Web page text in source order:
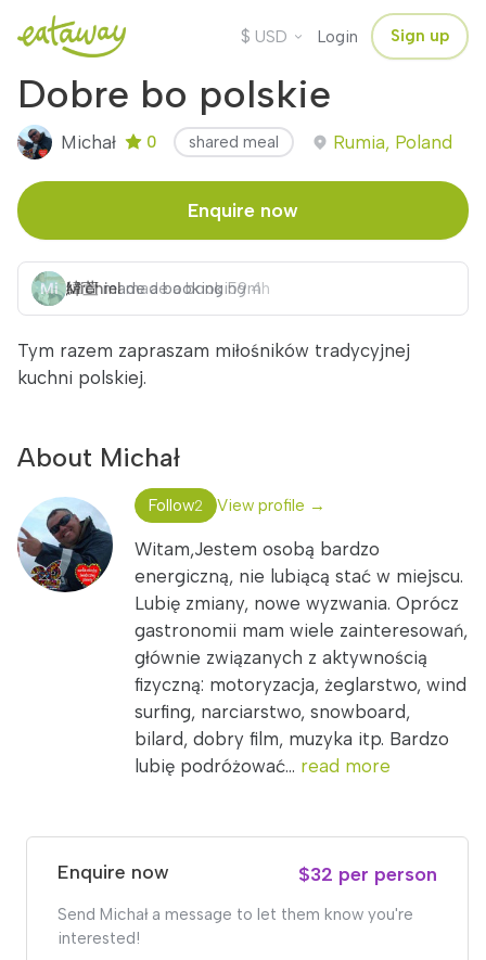
$ USD Login Sign up
Dobre bo polskie
Michał 0 shared meal Rumia, Poland
Enquire now
緯萱 made a booking 59m
Michiel made a booking 4h
Tym razem zapraszam miłośników tradycyjnej
kuchni polskiej.
About Michał
Follow2 View profile →
Witam,Jestem osobą bardzo
energiczną, nie lubiącą stać w miejscu.
Lubię zmiany, nowe wyzwania. Oprócz
gastronomii mam wiele zainteresowań,
głównie związanych z aktywnością
fizyczną: motoryzacja, żeglarstwo, wind
surfing, narciarstwo, snowboard,
bilard, dobry film, muzyka itp. Bardzo
lubię podróżować... read more
Enquire now $32 per person
Send Michał a message to let them know you're
interested!